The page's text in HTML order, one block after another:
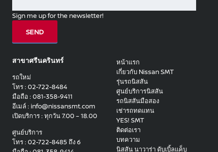
Sign me up for the newsletter!
สาขาศรีนครินทร์
รถใหม่
โทร : 02-722-8484
มือถือ : 081-358-9411
อีเมล์ : info@nissansmt.com
เปิดบริการ : ทุกวัน 7.00 – 18.00
ศูนย์บริการ
โทร : 02-722-8485 ถึง 6
หน้าแรก
เกี่ยวกับ Nissan SMT
รุ่นรถนิสสัน
ศูนย์บริการนิสสัน
รถนิสสันมือสอง
เช่ารถทดแทน
YES! SMT
ติดต่อเรา
บทความ
นิสสัน นาวาร่า ดับเบิ้ลแค็บ